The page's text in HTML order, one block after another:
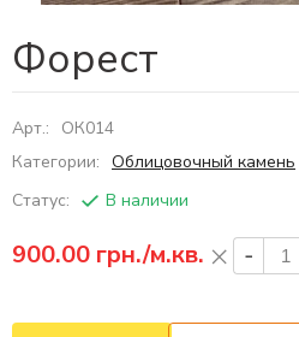
Форест
Арт.:
ОК014
Категории: Облицовочный камень
Статус:
В наличии
900.00 грн./м.кв.